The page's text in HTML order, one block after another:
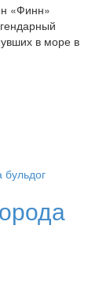
«Финн»
в море в